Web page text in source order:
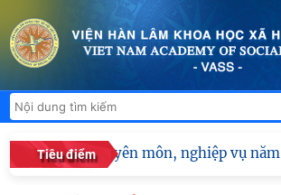
Tiêu điểm
tập huấn chuyên môn, nghiệp vụ năm